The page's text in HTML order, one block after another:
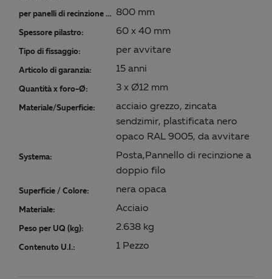
per panelli di recinzione di un'altezza di: 800 mm
Spessore pilastro: 60 x 40 mm
Tipo di fissaggio: per avvitare
Articolo di garanzia: 15 anni
Quantità x foro-Ø: 3 x Ø12 mm
Materiale/Superficie:
acciaio grezzo, zincata
sendzimir, plastificata nero
opaco RAL 9005, da avvitare
Systema:
Posta,Pannello di recinzione a
doppio filo
Superficie / Colore: nera opaca
Materiale: Acciaio
Peso per UQ (kg): 2.638 kg
Contenuto U.I.: 1 Pezzo